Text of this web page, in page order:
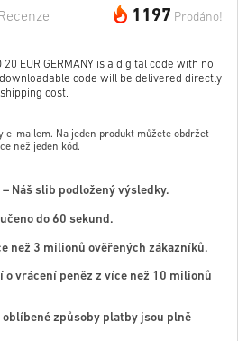
1197 Prodáno!
Recenze
20 EUR GERMANY is a digital code with no
code will be delivered directly
cost.
e-mailem. Na jeden produkt můžete obdržet
než jeden kód.
Náš slib podložený výsledky.
do 60 sekund.
než 3 milionů ověřených zákazníků.
o vrácení peněz z více než 10 milionů
způsoby platby jsou plně